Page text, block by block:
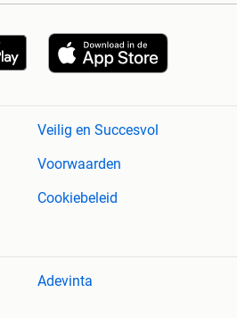
Veilig en Succesvol
Voorwaarden
Cookiebeleid
Adevinta